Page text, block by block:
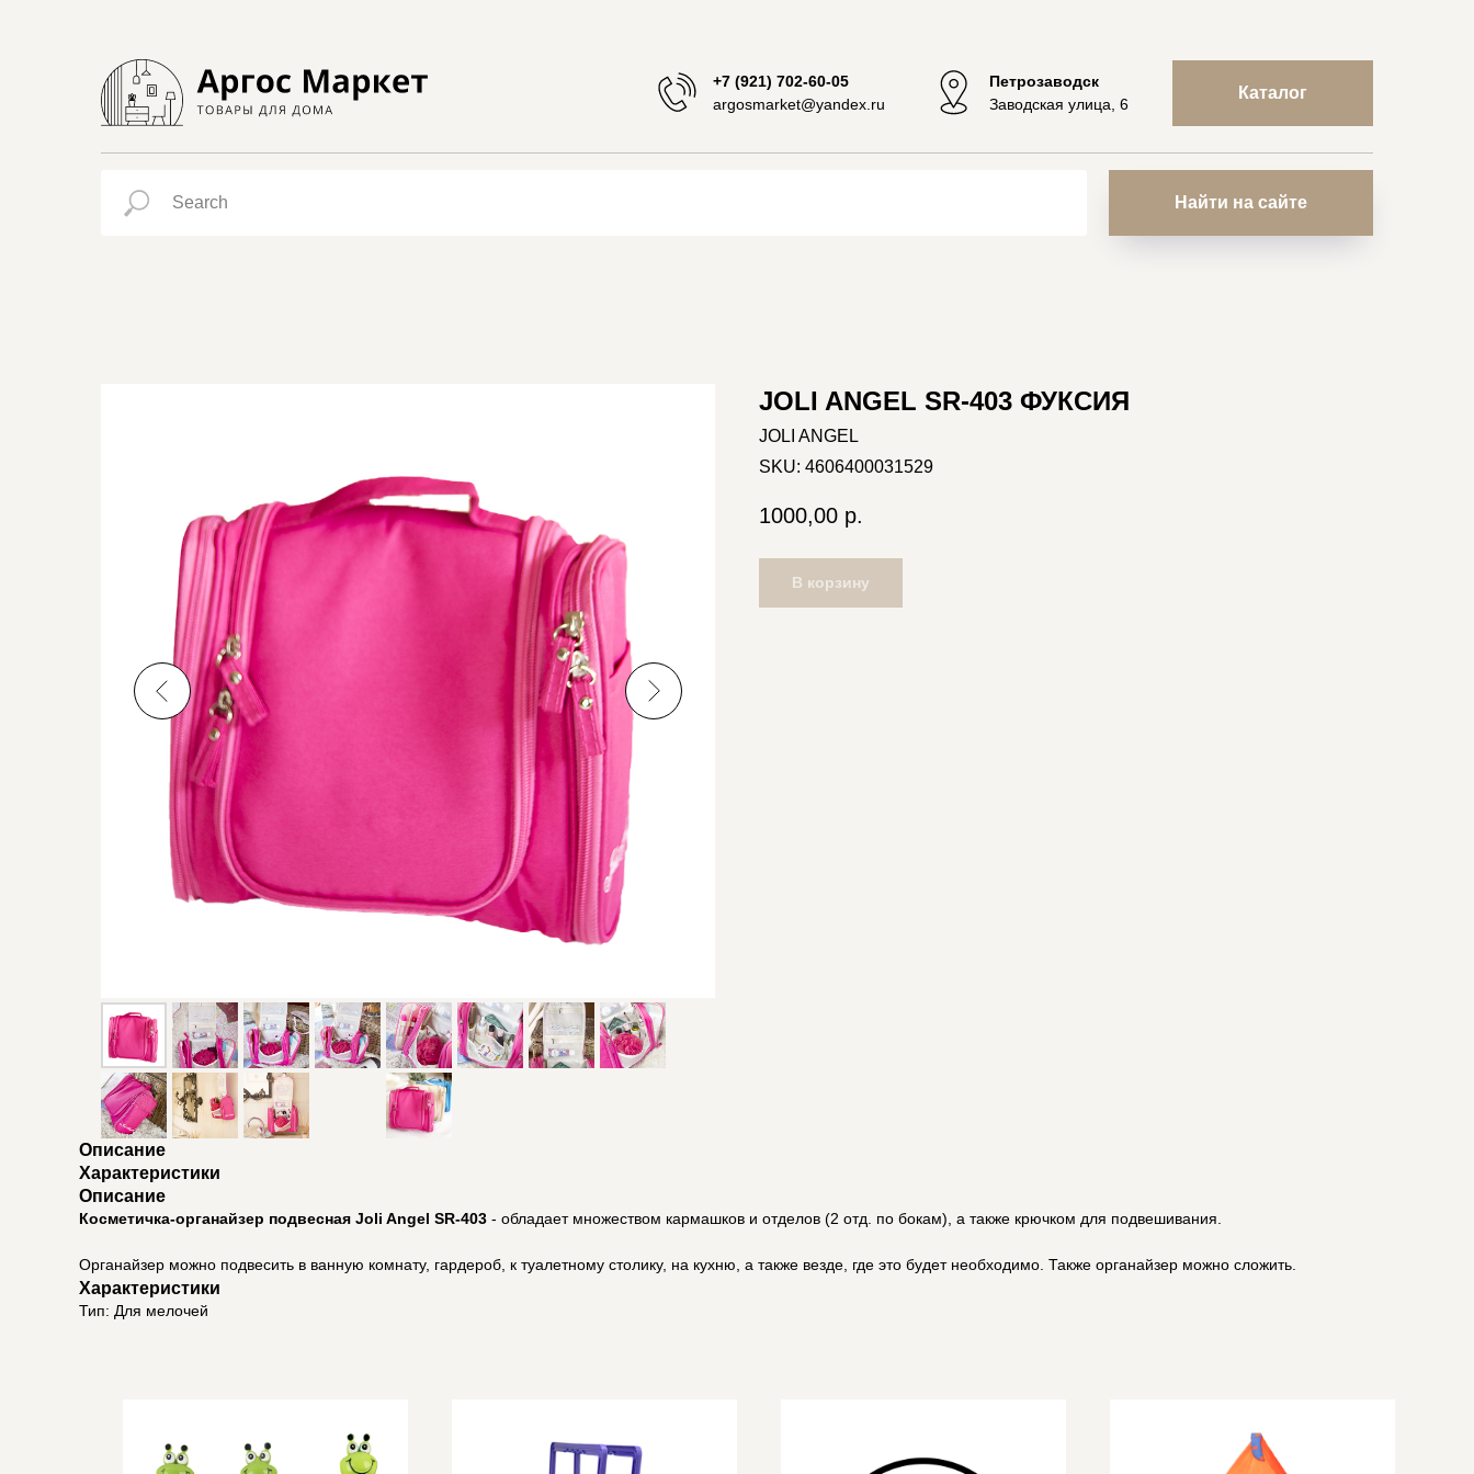
+7 (921) 702-60-05
argosmarket@yandex.ru
Петрозаводск
Заводская улица, 6
Каталог
Найти на сайте
JOLI ANGEL SR-403 ФУКСИЯ
JOLI ANGEL
SKU: 4606400031529
1000,00 р.
В корзину
Описание
Характеристики
Описание
Косметичка-органайзер подвесная Joli Angel SR-403 - обладает множеством кармашков и отделов (2 отд. по бокам), а также крючком для подвешивания.
Органайзер можно подвесить в ванную комнату, гардероб, к туалетному столику, на кухню, а также везде, где это будет необходимо. Также органайзер можно сложить.
Характеристики
Тип: Для мелочей